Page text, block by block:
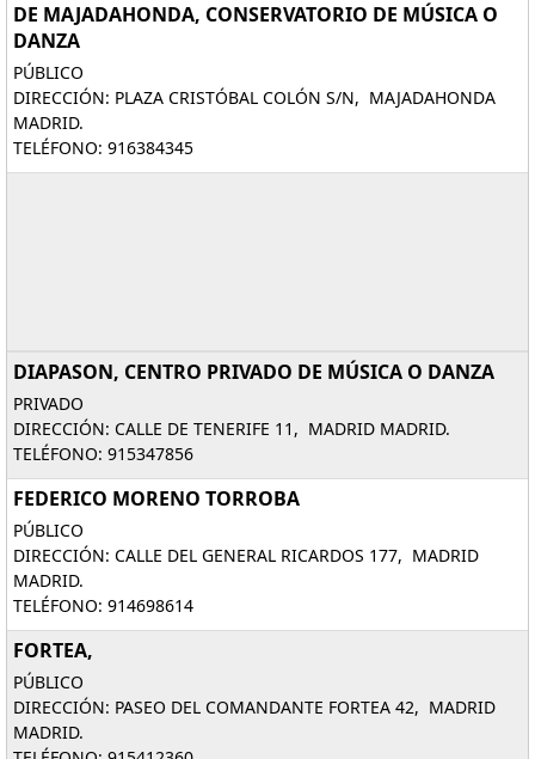
DE MAJADAHONDA, CONSERVATORIO DE MÚSICA O
DANZA
PÚBLICO
DIRECCIÓN: PLAZA CRISTÓBAL COLÓN S/N, MAJADAHONDA
MADRID.
TELÉFONO: 916384345
DIAPASON, CENTRO PRIVADO DE MÚSICA O DANZA
PRIVADO
DIRECCIÓN: CALLE DE TENERIFE 11, MADRID MADRID.
TELÉFONO: 915347856
FEDERICO MORENO TORROBA
PÚBLICO
DIRECCIÓN: CALLE DEL GENERAL RICARDOS 177, MADRID
MADRID.
TELÉFONO: 914698614
FORTEA,
PÚBLICO
DIRECCIÓN: PASEO DEL COMANDANTE FORTEA 42, MADRID
MADRID.